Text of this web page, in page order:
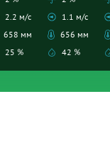
2.2 м/с
658 мм
25 %
1.1 м/с
656 мм
42 %